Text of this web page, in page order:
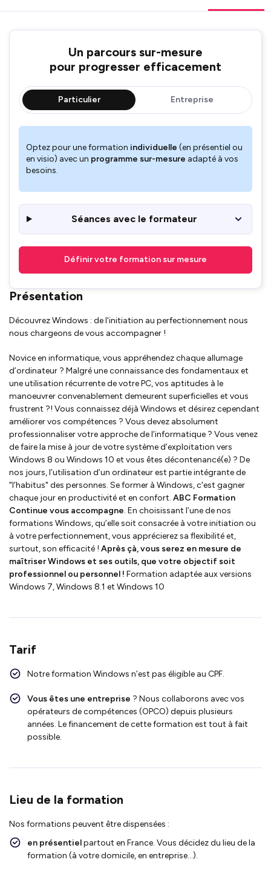
Un parcours sur-mesure
pour progresser efficacement
Particulier Entreprise
Optez pour une formation individuelle (en présentiel ou
en visio) avec un programme sur-mesure adapté à vos
besoins.
Séances avec le formateur
Définir votre formation sur mesure
Présentation
Découvrez Windows : de l'initiation au perfectionnement nous
nous chargeons de vous accompagner !
Novice en informatique, vous appréhendez chaque allumage
d’ordinateur ? Malgré une connaissance des fondamentaux et
une utilisation récurrente de votre PC, vos aptitudes à le
manoeuvrer convenablement demeurent superficielles et vous
frustrent ?! Vous connaissez déjà Windows et désirez cependant
améliorer vos compétences ? Vous devez absolument
professionnaliser votre approche de l’informatique ? Vous venez
de faire la mise à jour de votre système d’exploitation vers
Windows 8 ou Windows 10 et vous êtes décontenancé(e) ? De
nos jours, l’utilisation d’un ordinateur est partie intégrante de
"l’habitus" des personnes. Se former à Windows, c'est gagner
chaque jour en productivité et en confort. ABC Formation
Continue vous accompagne. En choisissant l’une de nos
formations Windows, qu’elle soit consacrée à votre initiation ou
à votre perfectionnement, vous apprécierez sa flexibilité et,
surtout, son efficacité ! Après çà, vous serez en mesure de
maîtriser Windows et ses outils, que votre objectif soit
professionnel ou personnel ! Formation adaptée aux versions
Windows 7, Windows 8.1 et Windows 10
Tarif
Notre formation Windows n’est pas éligible au CPF.
Vous êtes une entreprise ? Nous collaborons avec vos
opérateurs de compétences (OPCO) depuis plusieurs
années. Le financement de cette formation est tout à fait
possible.
Lieu de la formation
Nos formations peuvent être dispensées :
en présentielpartout en France. Vous décidez du lieu de la
formation (à votre domicile, en entreprise…).